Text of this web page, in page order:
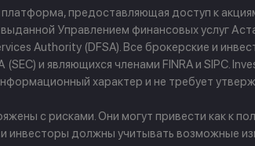
предоставляющая доступ к
Управлением финансовых услуг
Authority (DFSA). Все брокерские и
и являющихся членами FINRA и SIPC.
характер и не требует
с рисками. Они могут привести как к
инвесторы должны учитывать возможные